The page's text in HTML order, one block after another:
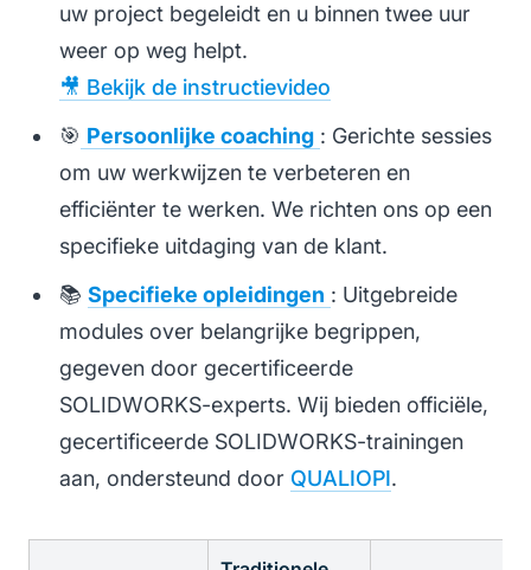
uw project begeleidt en u binnen twee uur
weer op weg helpt.
🎥 Bekijk de instructievideo
🎯 Persoonlijke coaching : Gerichte sessies
om uw werkwijzen te verbeteren en
efficiënter te werken. We richten ons op een
specifieke uitdaging van de klant.
📚 Specifieke opleidingen : Uitgebreide
modules over belangrijke begrippen,
gegeven door gecertificeerde
SOLIDWORKS-experts. Wij bieden officiële,
gecertificeerde SOLIDWORKS-trainingen
aan, ondersteund door QUALIOPI.